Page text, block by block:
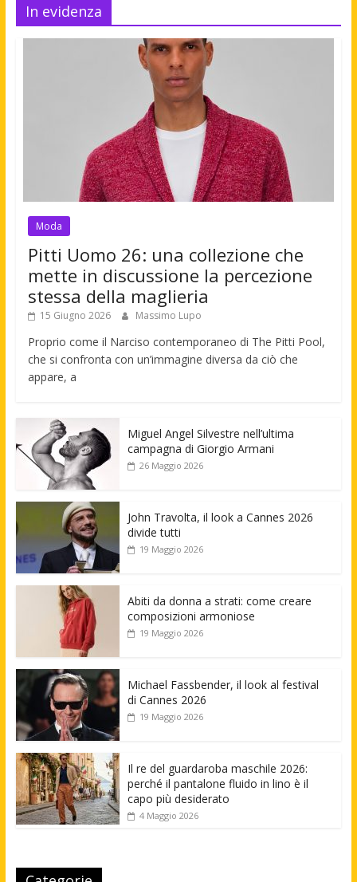
In evidenza
Moda
Pitti Uomo 26: una collezione che
mette in discussione la percezione
stessa della maglieria
15 Giugno 2026 Massimo Lupo
Proprio come il Narciso contemporaneo di The Pitti Pool,
che si confronta con un’immagine diversa da ciò che
appare, a
Miguel Angel Silvestre nell’ultima
campagna di Giorgio Armani
26 Maggio 2026
John Travolta, il look a Cannes 2026
divide tutti
19 Maggio 2026
Abiti da donna a strati: come creare
composizioni armoniose
19 Maggio 2026
Michael Fassbender, il look al festival
di Cannes 2026
19 Maggio 2026
Il re del guardaroba maschile 2026:
perché il pantalone fluido in lino è il
capo più desiderato
4 Maggio 2026